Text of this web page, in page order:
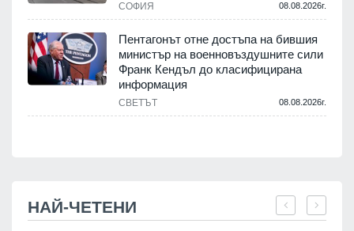
СОФИЯ 08.08.2026г.
Пентагонът отне достъпа на бившия
министър на военновъздушните сили
Франк Кендъл до класифицирана
информация
СВЕТЪТ 08.08.2026г.
НАЙ-ЧЕТЕНИ